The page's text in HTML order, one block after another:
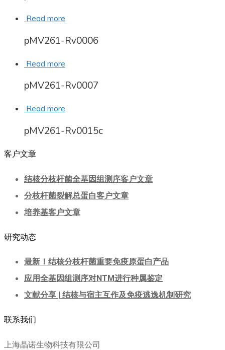
Read more
pMV261-Rv0006
Read more
pMV261-Rv0007
Read more
pMV261-Rv0015c
客户文章
结核分枝杆菌全基因组测序客户文章
分枝杆菌裂解总蛋白客户文章
培养基客户文章
研究动态
最新！结核分枝杆菌重要免疫原蛋白产品
应用全基因组测序对NTM进行种属鉴定
文献分享 | 结核与宿主互作及免疫逃逸机制研究
联系我们
上海晶诺生物科技有限公司